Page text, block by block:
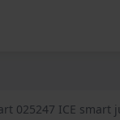
025247 ICE smart